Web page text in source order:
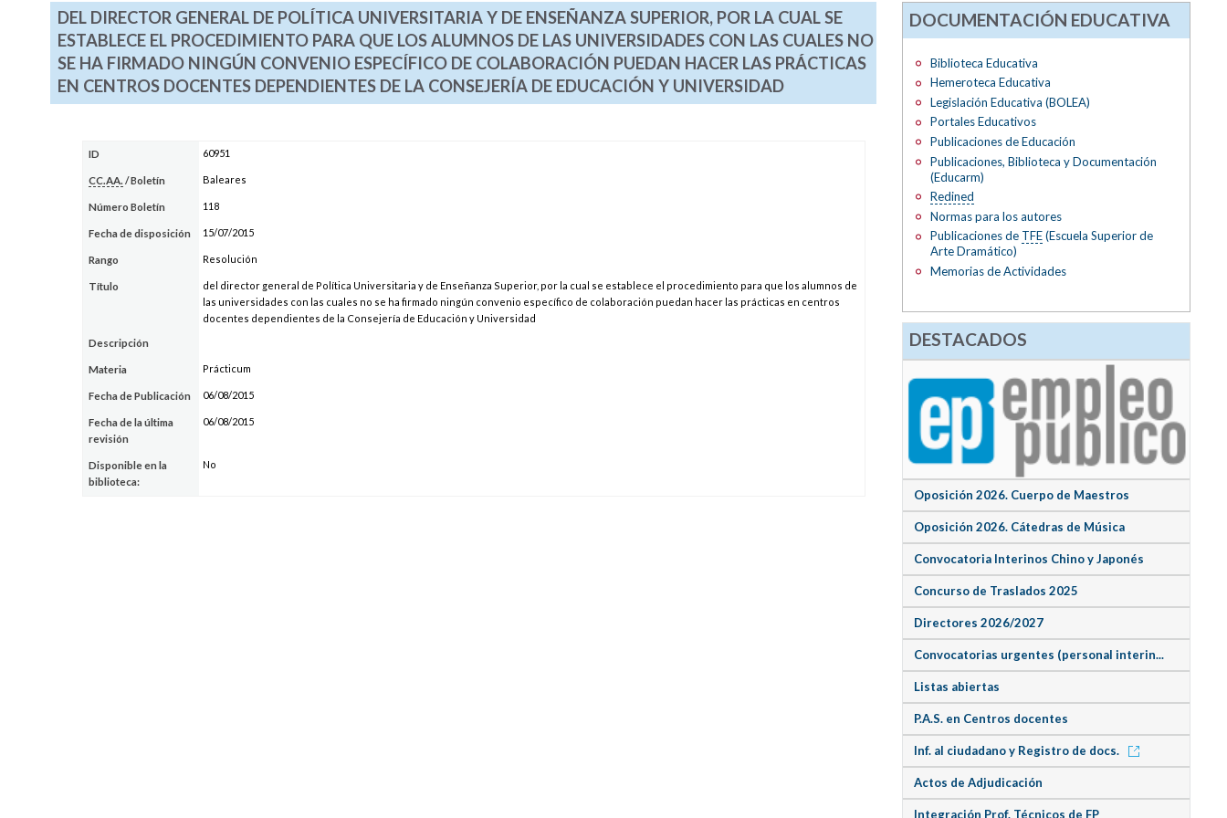
DEL DIRECTOR GENERAL DE POLÍTICA UNIVERSITARIA Y DE ENSEÑANZA SUPERIOR, POR LA CUAL SE
ESTABLECE EL PROCEDIMIENTO PARA QUE LOS ALUMNOS DE LAS UNIVERSIDADES CON LAS CUALES NO
SE HA FIRMADO NINGÚN CONVENIO ESPECÍFICO DE COLABORACIÓN PUEDAN HACER LAS PRÁCTICAS
EN CENTROS DOCENTES DEPENDIENTES DE LA CONSEJERÍA DE EDUCACIÓN Y UNIVERSIDAD
ID 60951
CC.AA. / Boletín Baleares
Número Boletín 118
Fecha de disposición 15/07/2015
Rango Resolución
Título
del director general de Política Universitaria y de Enseñanza Superior, por la cual se establece el procedimiento para que los alumnos de
las universidades con las cuales no se ha firmado ningún convenio específico de colaboración puedan hacer las prácticas en centros
docentes dependientes de la Consejería de Educación y Universidad
Descripción
Materia Prácticum
Fecha de Publicación 06/08/2015
Fecha de la última
revisión
06/08/2015
Disponible en la
biblioteca:
No
DOCUMENTACIÓN EDUCATIVA
Biblioteca Educativa
Hemeroteca Educativa
Legislación Educativa (BOLEA)
Portales Educativos
Publicaciones de Educación
Publicaciones, Biblioteca y Documentación
(Educarm)
Redined
Normas para los autores
Publicaciones de TFE(Escuela Superior de
Arte Dramático)
Memorias de Actividades
DESTACADOS
Oposición 2026. Cuerpo de Maestros
Oposición 2026. Cátedras de Música
Convocatoria Interinos Chino y Japonés
Concurso de Traslados 2025
Directores 2026/2027
Convocatorias urgentes (personal interin...
Listas abiertas
P.A.S. en Centros docentes
Inf. al ciudadano y Registro de docs.
Actos de Adjudicación
Integración Prof. Técnicos de FP